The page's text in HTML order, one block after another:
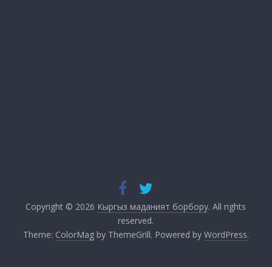
Copyright © 2026 Кыргыз маданият борбору. All rights
reserved.
Theme: ColorMagby ThemeGrill. Powered by WordPress.